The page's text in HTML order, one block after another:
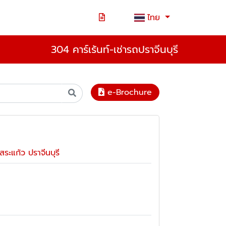
ไทย
304 คาร์เร้นท์-เช่ารถปราจีนบุรี
e-Brochure
ะแก้ว ปราจีนบุรี